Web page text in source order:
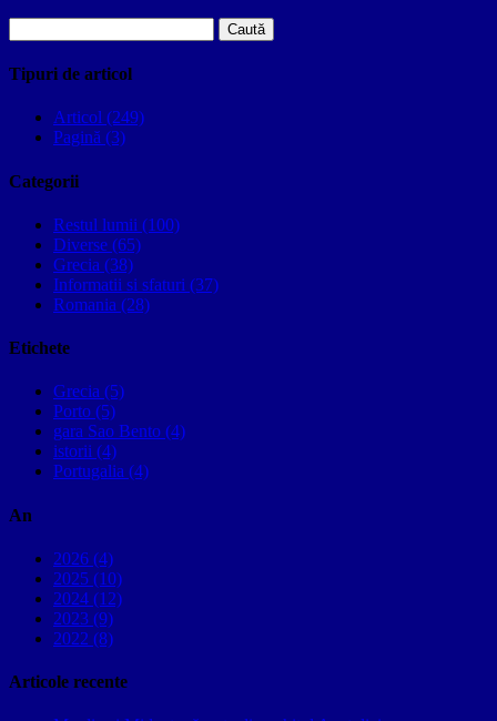
după:
Tipuri de articol
Articol (249)
Pagină (3)
Categorii
Restul lumii (100)
Diverse (65)
Grecia (38)
Informatii si sfaturi (37)
Romania (28)
Etichete
Grecia (5)
Porto (5)
gara Sao Bento (4)
istorii (4)
Portugalia (4)
An
2026 (4)
2025 (10)
2024 (12)
2023 (9)
2022 (8)
Articole recente